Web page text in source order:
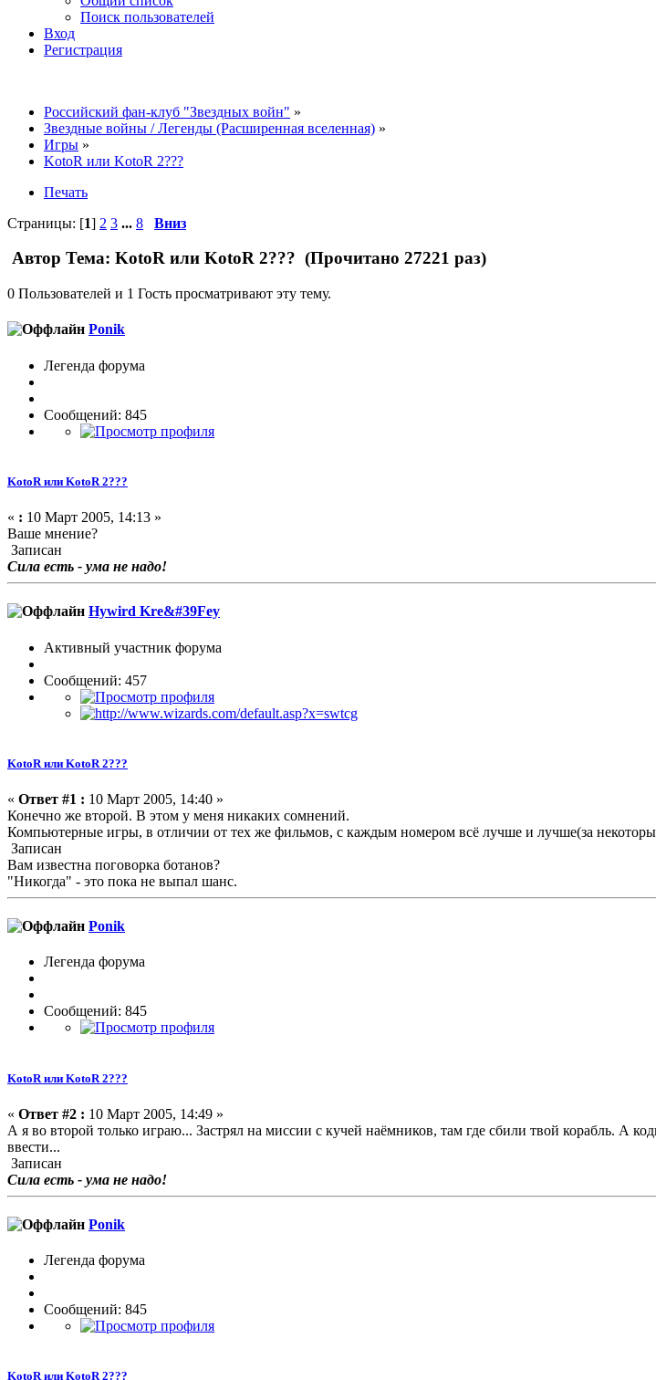
Поиск пользователей
Вход
Регистрация
Российский фан-клуб "Звездных войн" »
Звездные войны / Легенды (Расширенная вселенная) »
Игры »
KotoR или KotoR 2???
Печать
Страницы: [1] 2 3 ... 8 Вниз
Автор Тема: KotoR или KotoR 2??? (Прочитано 27221 раз)
0 Пользователей и 1 Гость просматривают эту тему.
Ponik
Легенда форума
Сообщений: 845
KotoR или KotoR 2???
« : 10 Март 2005, 14:13 »
Ваше мнение?
Записан
Сила есть - ума не надо!
Hywird Kre&#39Fey
Активный участник форума
Сообщений: 457
KotoR или KotoR 2???
« Ответ #1 : 10 Март 2005, 14:40 »
Конечно же второй. В этом у меня никаких сомнений.
Компьютерные игры, в отличии от тех же фильмов, с каждым номером всё лучше и лучше(за
Записан
Вам известна поговорка ботанов?
"Никогда" - это пока не выпал шанс.
Ponik
Легенда форума
Сообщений: 845
KotoR или KotoR 2???
« Ответ #2 : 10 Март 2005, 14:49 »
А я во второй только играю... Застрял на миссии с кучей наёмников, там где сбили твой корабль. А
ввести...
Записан
Сила есть - ума не надо!
Ponik
Легенда форума
Сообщений: 845
KotoR или KotoR 2???